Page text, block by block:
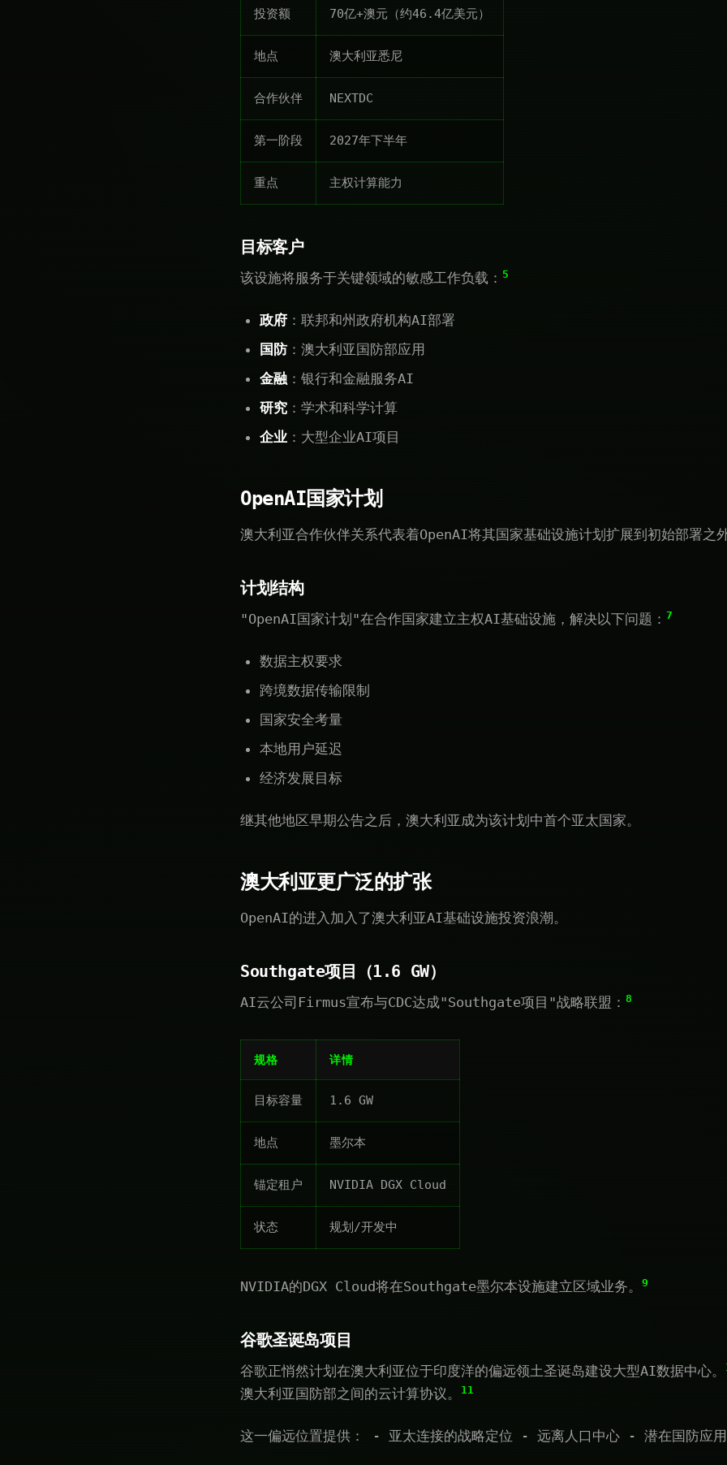
投资额 70亿+澳元（约46.4亿美元）
地点 澳大利亚悉尼
合作伙伴 NEXTDC
第一阶段 2027年下半年
重点 主权计算能力
目标客户
该设施将服务于关键领域的敏感工作负载： 5
政府 ：联邦和州政府机构AI部署
国防：澳大利亚国防部应用
金融 ：银行和金融服务AI
研究 ：学术和科学计算
企业 ：大型企业AI项目
OpenAI国家计划
澳大利亚合作伙伴关系代表着OpenAI将其国家基础设施计划扩展到初始部署之
计划结构
"OpenAI国家计划"在合作国家建立主权AI基础设施，解决以下问题： 7
数据主权要求
跨境数据传输限制
国家安全考量
本地用户延迟
经济发展目标
继其他地区早期公告之后，澳大利亚成为该计划中首个亚太国家。
澳大利亚更广泛的扩张
OpenAI的进入加入了澳大利亚AI基础设施投资浪潮。
Southgate项目（1.6 GW）
AI云公司Firmus宣布与CDC达成"Southgate项目"战略联盟： 8
规格 详情
目标容量 1.6 GW
地点 墨尔本
锚定租户 NVIDIA DGX Cloud
状态 规划/开发中
NVIDIA的DGX Cloud将在Southgate墨尔本设施建立区域业务。 9
谷歌圣诞岛项目
谷歌正悄然计划在澳大利亚位于印度洋的偏远领土圣诞岛建设大型AI数据中心。
澳大利亚国防部之间的云计算协议。 11
这一偏远位置提供： - 亚太连接的战略定位 - 远离人口中心 - 潜在国防应